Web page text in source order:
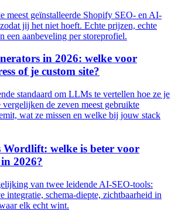
meest geïnstalleerde Shopify SEO- en AI-
jij het niet hoeft. Echte prijzen, echte
een aanbeveling per storeprofiel.
in 2026: welke voor
of je custom site?
standaard om LLMs te vertellen hoe ze je
vergelijken de zeven meest gebruikte
wat ze missen en welke bij jouw stack
welke is beter voor
2026?
van twee leidende AI-SEO-tools:
integratie, schema-diepte, zichtbaarheid in
elk echt wint.